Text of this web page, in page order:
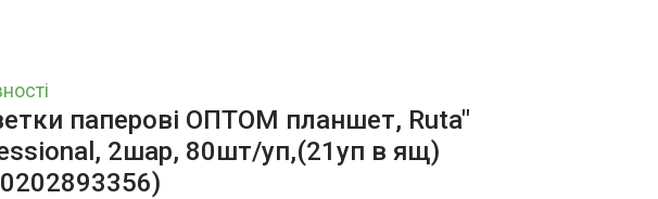
паперові ОПТОМ планшет, Ruta"
2шар, 80шт/уп,(21уп в ящ)